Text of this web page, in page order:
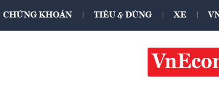
CHỨNG KHOÁN TIÊU & DÙNG XE